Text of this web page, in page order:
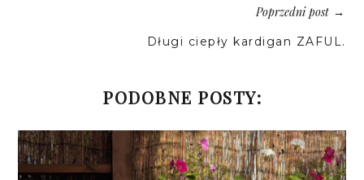
Poprzedni post→
Długi ciepły kardigan ZAFUL.
PODOBNE POSTY: